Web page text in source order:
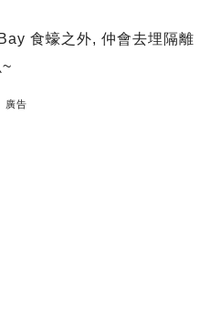
食蠔之外, 仲會去埋隔離
廣告